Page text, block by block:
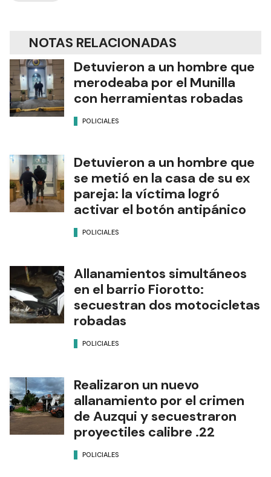
NOTAS RELACIONADAS
Detuvieron a un hombre que
merodeaba por el Munilla
con herramientas robadas
POLICIALES
Detuvieron a un hombre que
se metió en la casa de su ex
pareja: la víctima logró
activar el botón antipánico
POLICIALES
Allanamientos simultáneos
en el barrio Fiorotto:
secuestran dos motocicletas
robadas
POLICIALES
Realizaron un nuevo
allanamiento por el crimen
de Auzqui y secuestraron
proyectiles calibre .22
POLICIALES